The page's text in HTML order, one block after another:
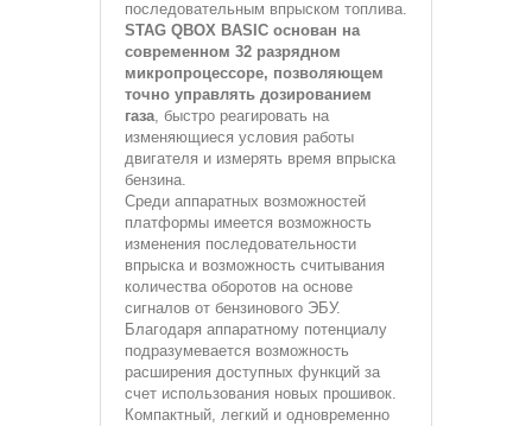
последовательным впрыском топлива.
STAG QBOX BASIC основан на
современном 32 разрядном
микропроцессоре, позволяющем
точно управлять дозированием
газа, быстро реагировать на
изменяющиеся условия работы
двигателя и измерять время впрыска
бензина.
Среди аппаратных возможностей
платформы имеется возможность
изменения последовательности
впрыска и возможность считывания
количества оборотов на основе
сигналов от бензинового ЭБУ.
Благодаря аппаратному потенциалу
подразумевается возможность
расширения доступных функций за
счет использования новых прошивок.
Компактный, легкий и одновременно